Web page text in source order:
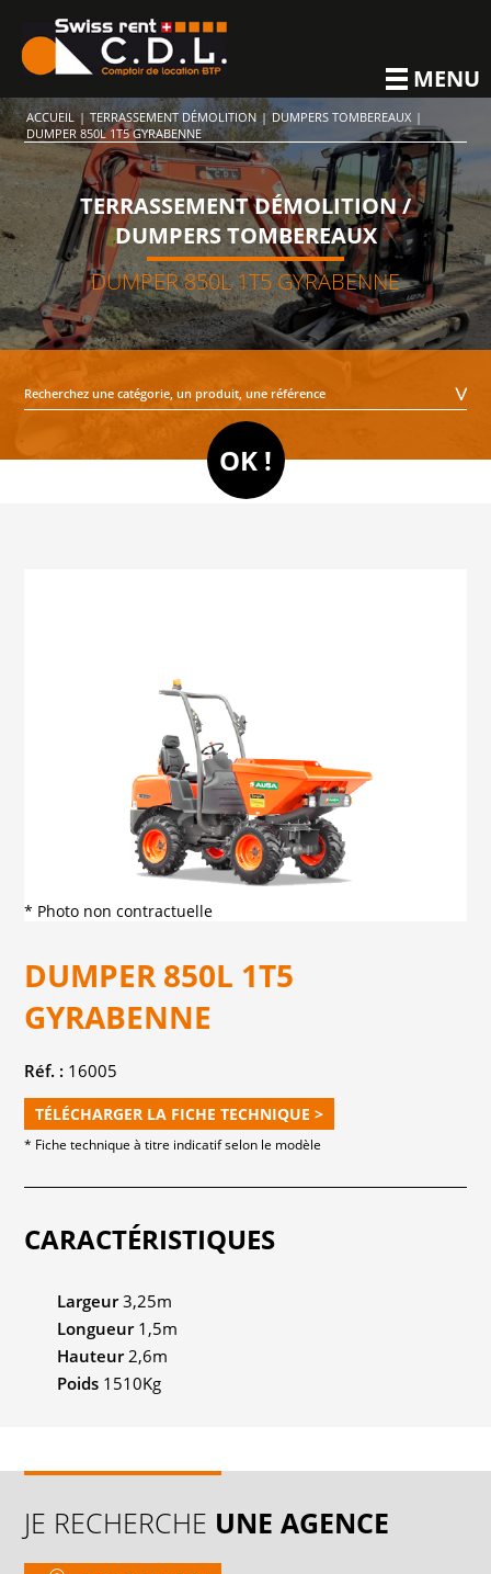
MENU
ACCUEIL | TERRASSEMENT DÉMOLITION | DUMPERS TOMBEREAUX |
DUMPER 850L 1T5 GYRABENNE
TERRASSEMENT DÉMOLITION /
DUMPERS TOMBEREAUX
DUMPER 850L 1T5 GYRABENNE
* Photo non contractuelle
DUMPER 850L 1T5
GYRABENNE
Réf. : 16005
TÉLÉCHARGER LA FICHE TECHNIQUE >
* Fiche technique à titre indicatif selon le modèle
CARACTÉRISTIQUES
Largeur3,25m
Longueur1,5m
Hauteur2,6m
Poids 1510Kg
JE RECHERCHE UNE AGENCE